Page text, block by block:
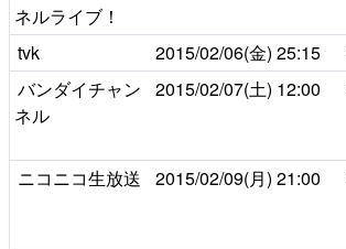
ネルライブ！
tvk 2015/02/06(金) 25:15
バンダイチャン
ネル
2015/02/07(土) 12:00
ニコニコ生放送 2015/02/09(月) 21:00